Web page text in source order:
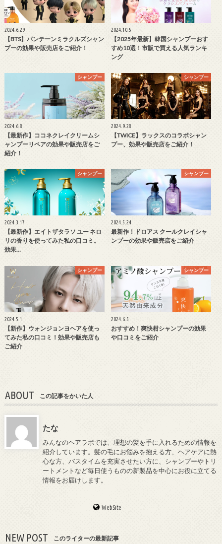
2024.6.29
【BTS】パンテーンミラクルズシャン
プーの効果や販売店をご紹介！
2024.10.5
【2025年最新】韓国シャンプーおす
すめ10選！市販で買える人気ランキ
ング
シャンプー
2024.6.8
【最新作】ココネクレイクリームシ
ャンプーリペアの効果や販売店をご
紹介！
シャンプー
2024.9.28
【TWICE】ラックスのコラボシャン
プー、効果や販売店をご紹介！
シャンプー
2024.3.17
【最新作】エイトザタラソ ユー ネロ
リの香りを使ってみた私の口コミ。
効果…
シャンプー
2024.5.24
最新作！ドロアス クールクレイシャ
ンプーの効果や販売店をご紹介
シャンプー
2024.5.1
【新作】ウォンジョンヨヘアを使っ
てみた私の口コミ！効果や販売店も
ご紹介
シャンプー
2024.6.5
おすすめ！爽快柑シャンプーの効果
や口コミをご紹介
ABOUT この記事をかいた人
たな
みんなのヘアラボでは、理想の髪を手に入れるための情報を
紹介しています。髪の毛にお悩みを抱える方、ヘアケアに熱
心な方、バスタイムを充実させたい方に、シャンプーやトリ
ートメントなど毎日使うものの新製品を中心にお役に立てる
情報をお届けします。
WebSite
NEW POST このライターの最新記事